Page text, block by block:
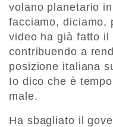
volano planetario
facciamo, diciamo,
video ha già fatto il
contribuendo a
posizione italiana
Io dico che è
male.
Ha sbagliato il